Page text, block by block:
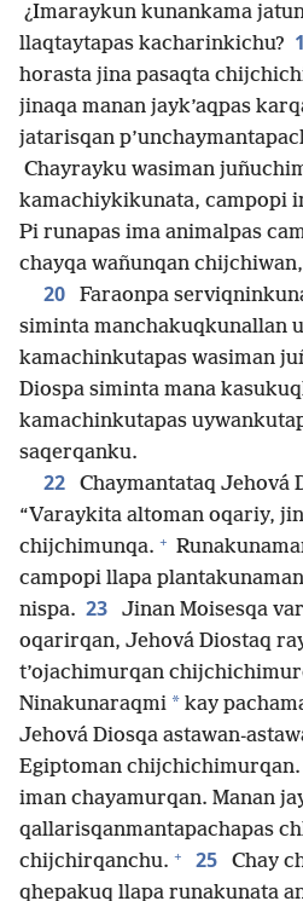
¿Imaraykun kunankama
llaqtaytapas kacharinkichu?
horasta jina pasaqta
jinaqa manan jayk’aqpas
jatarisqan
Chayrayku wasiman
kamachiykikunata, campopi
Pi runapas ima animalpas
chayqa wañunqan chijchiwan,
20
Faraonpa
siminta manchakuqkunallan
kamachinkutapas wasiman
Diospa siminta mana
kamachinkutapas
saqerqanku.
22
Chaymantataq Jehová
“Varaykita altoman oqariy,
chijchimunqa. +
campopi llapa
nispa. 23
Jinan Moisesqa
oqarirqan, Jehová Diostaq
t’ojachimurqan
Ninakunaraqmi * kay
Jehová Diosqa astawan-
Egiptoman chijchichimurqan.
iman chayamurqan. Manan
qallarisqanmantapachapas
chijchirqanchu. + 25
Chay
qhepakuq llapa runakunata